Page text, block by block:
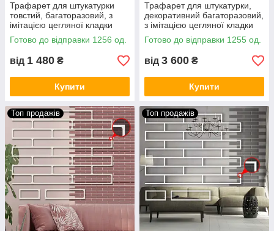
Трафарет для штукатурки
товстий, багаторазовий, з
імітацією цегляної кладки
заокруглені кути
поліпропіленовий, 3 мм
Готово до відправки 1256 од.
від 1 480 ₴
Купити
Трафарет для штукатурки,
декоративний багаторазовий,
з імітацією цегляної кладки
поліпропіленовий, 3 мм
(1040х1000)
Готово до відправки 1255 од.
від 3 600 ₴
Купити
Топ продажів Топ продажів